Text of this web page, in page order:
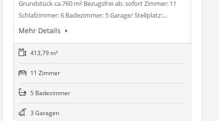
Grundstück ca.760 m² Bezugsfrei ab: sofort Zimmer: 11
Schlafzimmer: 6 Badezimmer: 5 Garage/ Stellplatz:…
Mehr Details
413,79 m²
11 Zimmer
5 Badezimmer
3 Garagen